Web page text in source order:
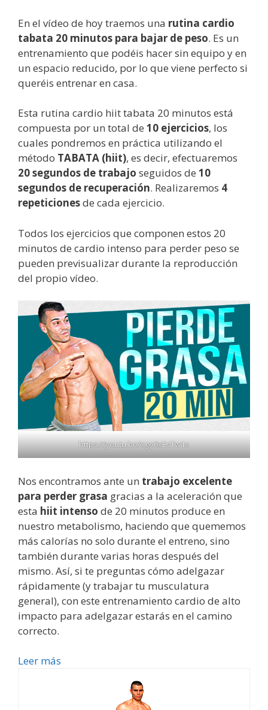
En el vídeo de hoy traemos una rutina cardio
tabata 20 minutos para bajar de peso. Es un
entrenamiento que podéis hacer sin equipo y en
un espacio reducido, por lo que viene perfecto si
queréis entrenar en casa.
Esta rutina cardio hiit tabata 20 minutos está
compuesta por un total de 10 ejercicios, los
cuales pondremos en práctica utilizando el
método TABATA (hiit), es decir, efectuaremos
20 segundos de trabajo seguidos de 10
segundos de recuperación. Realizaremos 4
repeticionesde cada ejercicio.
Todos los ejercicios que componen estos 20
minutos de cardio intenso para perder peso se
pueden previsualizar durante la reproducción
del propio vídeo.
https://youtu.be/xgo0xEsTw1s
Nos encontramos ante un trabajo excelente
para perder grasa gracias a la aceleración que
esta hiit intenso de 20 minutos produce en
nuestro metabolismo, haciendo que quememos
más calorías no solo durante el entreno, sino
también durante varias horas después del
mismo. Así, si te preguntas cómo adelgazar
rápidamente (y trabajar tu musculatura
general), con este entrenamiento cardio de alto
impacto para adelgazar estarás en el camino
correcto.
Leer más